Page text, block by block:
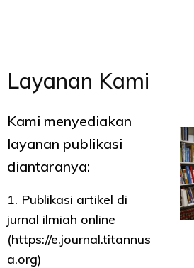
Layanan Kami
Kami menyediakan
layanan publikasi
diantaranya:
1. Publikasi artikel di
jurnal ilmiah online
(https://e.journal.titannus
a.org)